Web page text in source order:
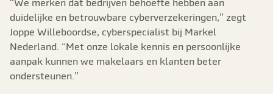
“We merken dat bedrijven behoefte hebben aan
duidelijke en betrouwbare cyberverzekeringen,” zegt
Joppe Willeboordse, cyberspecialist bij Markel
Nederland. “Met onze lokale kennis en persoonlijke
aanpak kunnen we makelaars en klanten beter
ondersteunen.”